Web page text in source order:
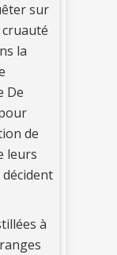
sur
la
De
de
leurs
à